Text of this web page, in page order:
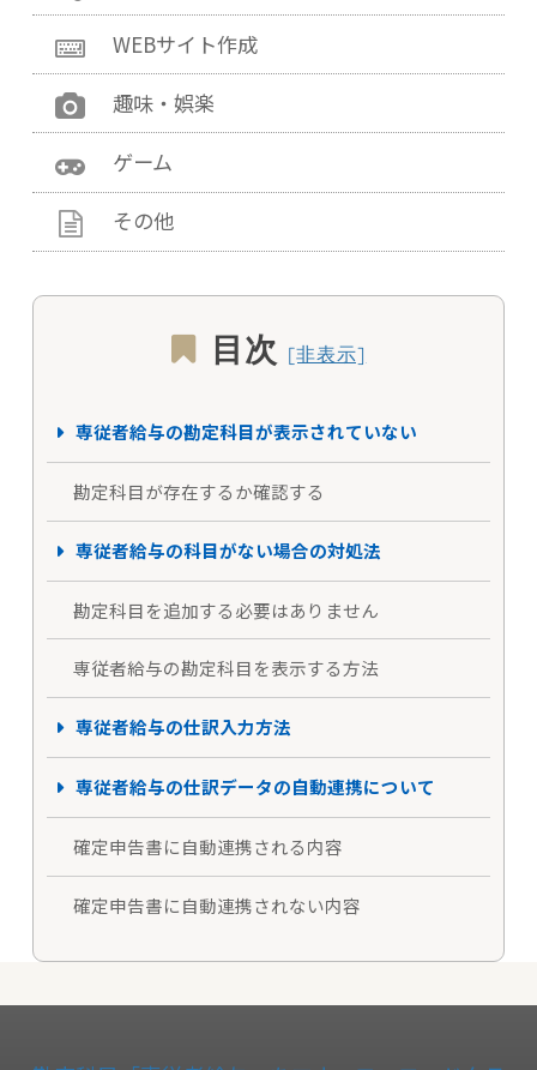
WEBサイト作成
趣味・娯楽
ゲーム
その他
目次
専従者給与の勘定科目が表示されていない
勘定科目が存在するか確認する
専従者給与の科目がない場合の対処法
勘定科目を追加する必要はありません
専従者給与の勘定科目を表示する方法
専従者給与の仕訳入力方法
専従者給与の仕訳データの自動連携について
確定申告書に自動連携される内容
確定申告書に自動連携されない内容